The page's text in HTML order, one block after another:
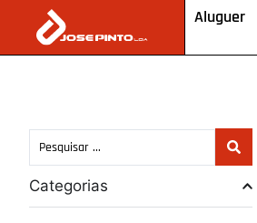
Aluguer
Categorias